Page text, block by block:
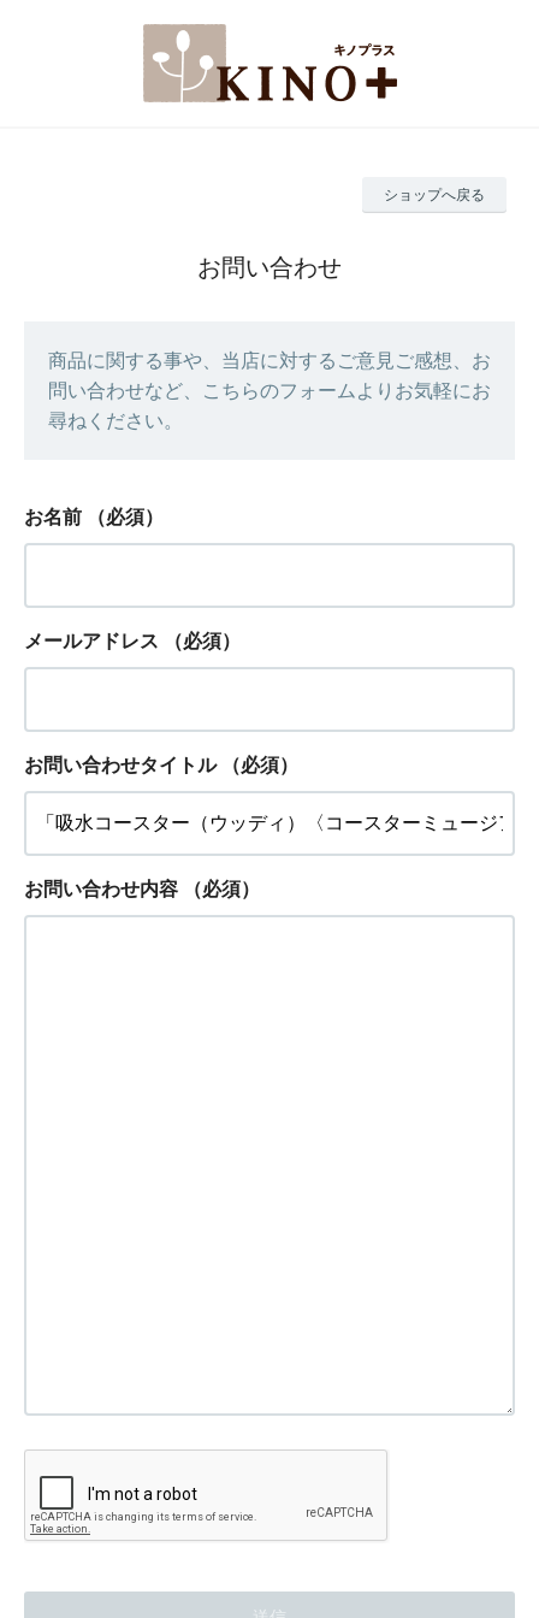
ショップへ戻る
お問い合わせ
商品に関する事や、当店に対するご意見ご感想、お
問い合わせなど、こちらのフォームよりお気軽にお
尋ねください。
お名前 （必須）
メールアドレス （必須）
お問い合わせタイトル （必須）
お問い合わせ内容 （必須）